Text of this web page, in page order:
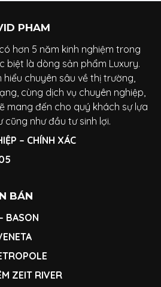
PHAM
hơn 5 năm kinh nghiệm trong
biệt là dòng sản phẩm Luxury.
hiểu chuyên sâu về thị trường,
cùng dịch vụ chuyên nghiệp,
mang đến cho quý khách sự lựa
như đầu tư sinh lợi.
– CHÍNH XÁC
BÁN
BASON
ZEIT RIVER